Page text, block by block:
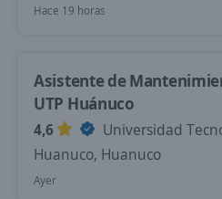
Hace 19 horas
Asistente de
UTP Huánuco
4,6
Universidad
Huanuco, Huanuco
Ayer